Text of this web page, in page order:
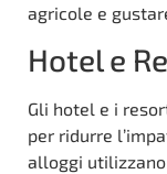
agricole e
Hotel e
Gli hotel e i
per ridurre
alloggi